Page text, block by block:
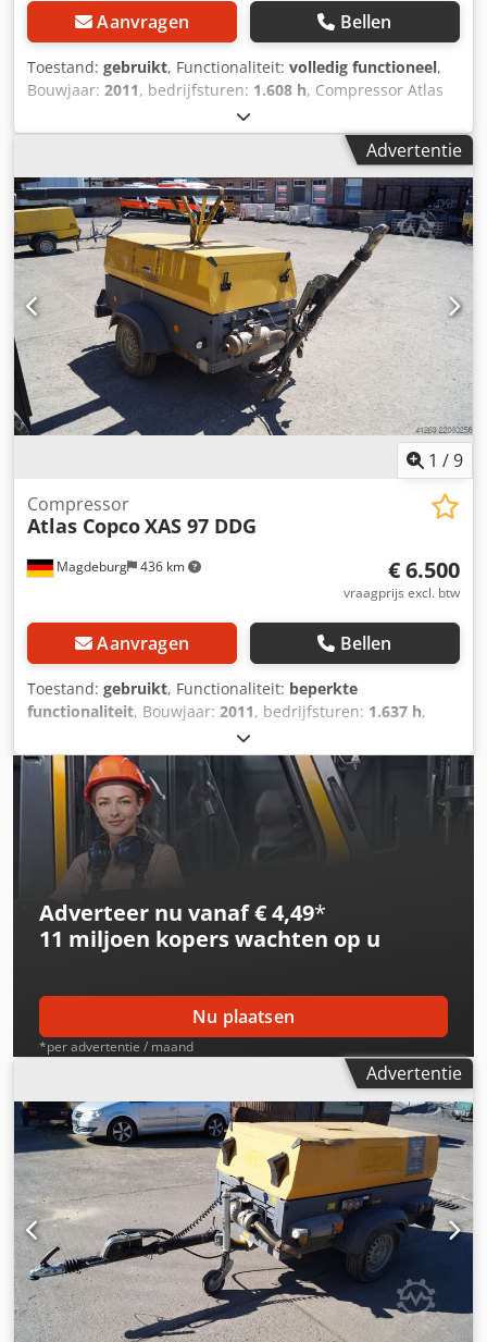
Aanvragen Bellen
Toestand: gebruikt, Functionaliteit: volledig functioneel,
Bouwjaar: 2011, bedrijfsturen: 1.608 h, Compressor Atlas
Copco XAS 67 DDG, bouwjaar 2011, 1608 bedrijfsuren,
volumestroom 3,5 m³, noodstroom 12,5 kVA, aansluitingen:
YA3062565B0165591, toelating aanwezig. Dcsdpfezbiivjx
Alhjk
Advertentie
1 /9
Magdeburg 436 km
Compressor
Atlas CopcoXAS 97 DDG
€ 6.500
vraagprijs excl. btw
Aanvragen Bellen
Toestand: gebruikt, Functionaliteit: beperkte
functionaliteit, Bouwjaar: 2011, bedrijfsturen: 1.637 h,
Atlas Copco XAS 97 DDG compressor, bouwjaar 2011, 1637
bedrijfsuren, volumestroom 5,3 m³, noodstroom 12,5 Kva,
aansluitingen: 1 x 230 Volt, 2 x 400 Volt, serienummer
YA3062560C0262053. Algemene bedrijfsvergunning (ABE)
en toelating aanwezig. Eén torsieas is verbogen, V-
riemaafdekking ontbreekt, ventilatierooster ontbreekt.
Dcodpfx Alezbiicohjk
Adverteer nu vanaf € 4,49*
11 miljoen koperswachten op u
Nu plaatsen
*per advertentie / maand
Advertentie